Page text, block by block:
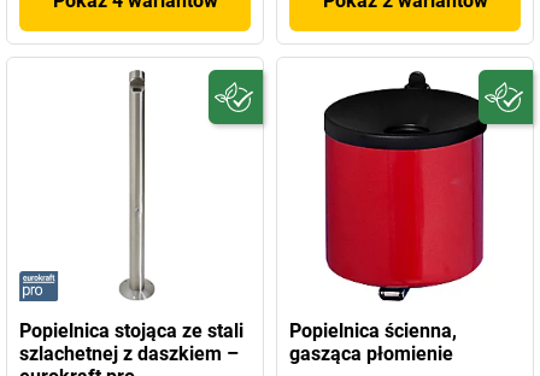
Popielnica stojąca ze stali
szlachetnej z daszkiem –
Popielnica ścienna,
gasząca płomienie